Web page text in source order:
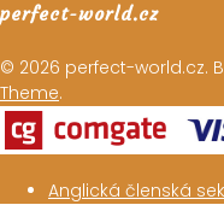
perfect-world.cz
© 2026 perfect-world.cz.
Theme.
Anglická členská